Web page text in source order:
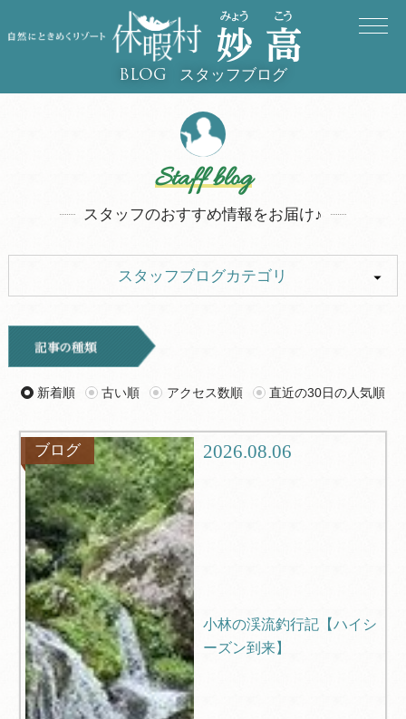
BLOG スタッフブログ
Staff blog
スタッフのおすすめ情報をお届け♪
スタッフブログカテゴリ
イベント
旅行記 ツアー
グルメ
ブログ
新着順 古い順 アクセス数順 直近の30日の人気順
ブログ 2026.08.06
小林の渓流釣行記【ハイシ
ーズン到来】